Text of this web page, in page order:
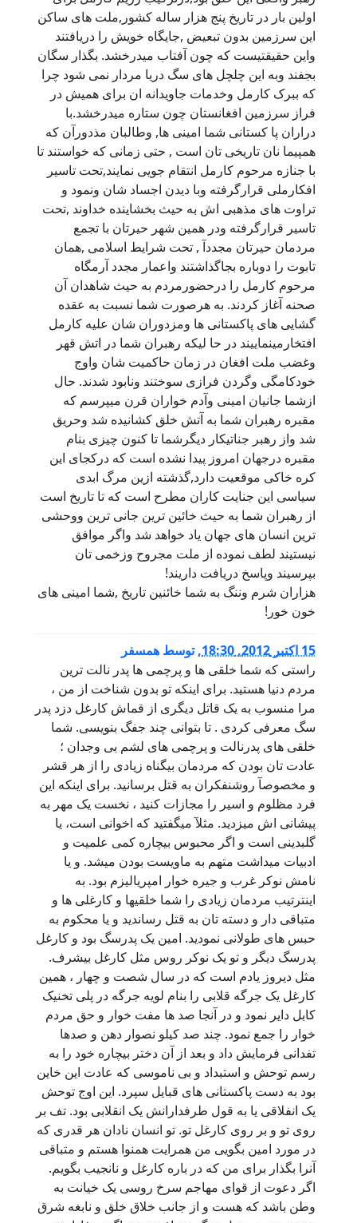
اولین بار در تاریخ پنج هزار ساله کشور,ملت های ساکن
این سرزمین بدون تبعیض ,جایگاه خویش را دریافتند
واین حقیقتیست که چون آفتاب میدرخشد. بگذار سگان
بجفند وبه این چلچل های سگ دریا مردار نمی شود چرا
که ببرک کارمل وخدمات جاویدانه ان برای همیش در
فراز سرزمین افغانستان چون ستاره میدرخشد.با
دراران پا کستانی شما امینی ها, وطالبان مذدورآن که
همپیما نان تاریخی تان است , حتی زمانی که خواستند تا
با جنازه مرحوم کارمل انتقام جویی نمایند,تحت تاسیر
افکارملی قرارگرفته وبا دیدن اجساد شان ونمود و
تراوت های مذهبی اش به حیث بخشاینده خداوند ,تحت
تاسیر قرارگرفته ودر همین شهر حیرتان با تجمع
مردمان حیرتان مجددآ , تحت شرایط اسلامی ,همان
تابوت را دوباره بجاگذاشتند واعمار مجدد آرمگاه
مرحوم کارمل را درحضورمردم به حیث شاهدان آن
صحنه آغاز کردند. به هرصورت شما نسبت به عقده
گشایی های پاکستانی ها ومزدوران شان علیه کارمل
افتخارمینماییند در حا لیکه رهبران شما در اتش قهر
وغضب ملت افغان در زمان حاکمیت شان واوج
خودکامگی وگردن فرازی سوختند ونابود شدند. حال
ازشما جانیان امینی وآدم خواران قرن میپرسم که
مقبره رهبران شما به آتش خلق کشانیده شد وحریق
شد واز رهبر جناتیکار دیگرشما تا کنون چیزی بنام
مقبره درجهان امروز پیدا نشده است که درکجای این
کره خاکی موقعیت دارد,گذشته ازین مرگ ابدی
سیاسی این جنایت کاران مطرح است که تا تاریخ است
از رهبران شما به حیث خائین ترین جانی ترین ووحشی
ترین انسان های جهان یاد خواهد شد واگر موافق
نیستیند لطف نموده از ملت مجروح وزخمی تان
بپرسیند وپاسخ دریافت داریند!
هزاران شرم وننگ به شما خائنین تاریخ ,شما امینی های
خون خور!
15 اكتبر 2012, 18:30 ,توسط همسفر
راستی که شما خلقی ها و پرچمی ها پدر نالت ترین
مردم دنیا هستید. برای اینکه تو بدون شناخت از من ،
مرا منسوب به یک قاتل دیگری از قماش کارغل دزد پدر
سگ معرفی کردی . تا بتوانی چند جفگ بنویسی. شما
خلقی های پدرنالت و پرچمی های لشم بی وجدان ؛
عادت تان بودن که مردمان بیگناه زیادی را از هر قشر
و مخصوصآ روشنفکران به قتل برسانید. برای اینکه این
فرد مظلوم و اسیر را مجازات کنید ، نخست یک مهر به
پیشانی اش میزدید. مثلآ میگفتید که اخوانی است، یا
گلبدینی است و اگر محبوس بیچاره کمی علمیت و
ادبیات میداشت متهم به ماویست بودن میشد. و یا
نامش نوکر غرب و جیره خوار امپریالیزم بود. به
اینترتیب مردمان زیادی را شما خلقیها و کارغلی ها و
متباقی دار و دسته تان به قتل رساندید و یا محکوم به
حبس های طولانی نمودید. امین یک پدرسگ بود و کارغل
پدرسگ دیگر و تو یک نوکر روس مثل کارغل بیشرف.
مثل دیروز یادم است که در سال شصت و چهار ، همین
کارغل یک جرگه قلابی را بنام لویه جرگه در پلی تخنیک
کابل دایر نمود و در آنجا صد ها مفت خوار و حق مردم
خوار را جمع نمود. چند صد کیلو نصوار دهن و صدها
تفدانی فرمایش داد و بعد از آن دختر بیچاره خود را به
رسم توحش و استبداد و بی ناموسی که عادت این خاین
بود به دست پاکستانی های قبایل سپرد. این اوج توحش
یک انفلاقی یا به قول طرفدارانش یک انقلابی بود. تف بر
روی تو و بر روی کارغل تو. تو انسان نادان هر قدری که
در مورد امین بگویی من همرایت همنوا هستم و متباقی
آنرا بگذار برای من که در باره کارغل و نانجیب بگویم.
اگر دعوت از قوای مهاجم سرخ روسی یک خیانت به
وطن باشد که هست و از جانب خلاق خلق و نابغه شرق